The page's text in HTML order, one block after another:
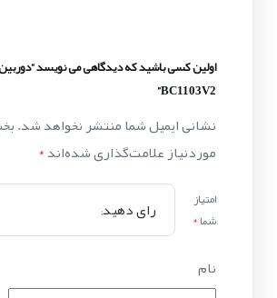
اولین کسی باشید که دیدگاهی می نویسد
BC1103V2”
نشانی ایمیل شما منتشر نخواهد شد.
موردنیاز علامت‌گذاری شده‌اند*
امتیاز
شما*
نام